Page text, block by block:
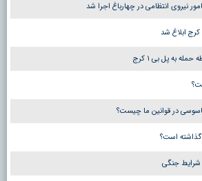
نیروی انتظامی در چهارباغ اجرا شد
ابلاغ شد
به پل بی ۱ کرج
در قوانین ما چیست؟
گذاشته است؟
شرایط جنگی